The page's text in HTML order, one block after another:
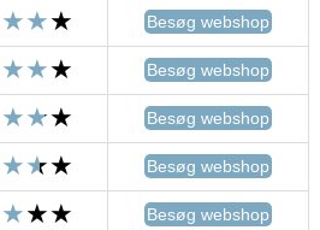
Besøg webshop
Besøg webshop
Besøg webshop
Besøg webshop
Besøg webshop